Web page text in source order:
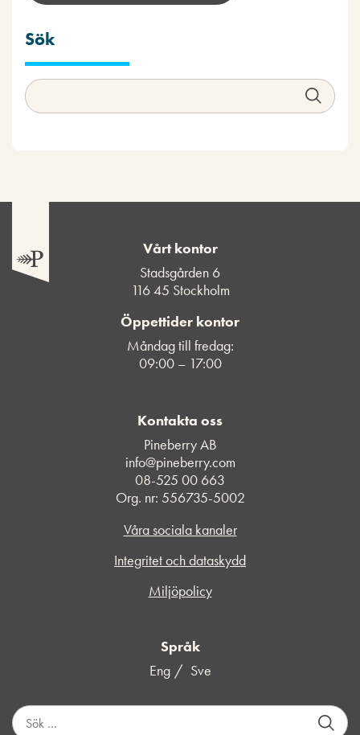
Sök
Vårt kontor
Stadsgården 6
116 45 Stockholm
Öppettider kontor
Måndag till fredag:
09:00 – 17:00
Kontakta oss
Pineberry AB
info@pineberry.com
08-525 00 663
Org. nr: 556735-5002
Våra sociala kanaler
Integritet och dataskydd
Miljöpolicy
Språk
Eng
Sve
S
ö